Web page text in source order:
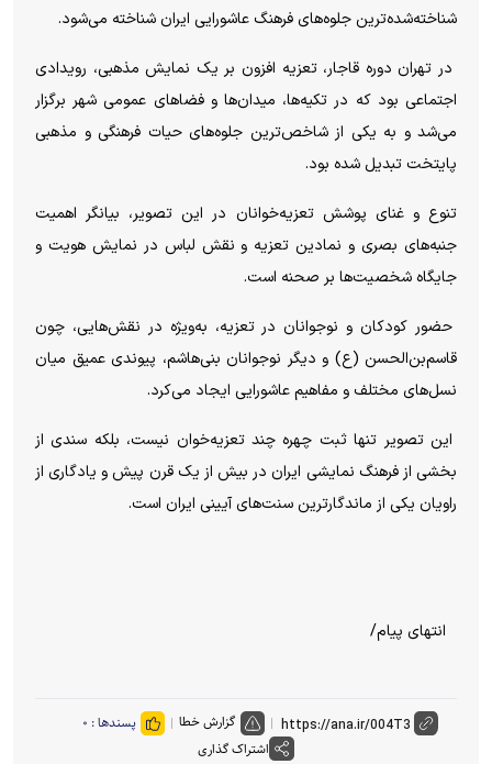
شناخته‌شده‌ترین جلوه‌های فرهنگ عاشورایی ایران شناخته می‌شود.
در تهران دوره قاجار، تعزیه افزون بر یک نمایش مذهبی، رویدادی
اجتماعی بود که در تکیه‌ها، میدان‌ها و فضا‌های عمومی شهر برگزار
می‌شد و به یکی از شاخص‌ترین جلوه‌های حیات فرهنگی و مذهبی
پایتخت تبدیل شده بود.
تنوع و غنای پوشش تعزیه‌خوانان در این تصویر، بیانگر اهمیت
جنبه‌های بصری و نمادین تعزیه و نقش لباس در نمایش هویت و
جایگاه شخصیت‌ها بر صحنه است.
حضور کودکان و نوجوانان در تعزیه، به‌ویژه در نقش‌هایی، چون
قاسم‌بن‌الحسن (ع) و دیگر نوجوانان بنی‌هاشم، پیوندی عمیق میان
نسل‌های مختلف و مفاهیم عاشورایی ایجاد می‌کرد.
این تصویر تنها ثبت چهره چند تعزیه‌خوان نیست، بلکه سندی از
بخشی از فرهنگ نمایشی ایران در بیش از یک قرن پیش و یادگاری از
راویان یکی از ماندگارترین سنت‌های آیینی ایران است.
انتهای پیام/
گزارش خطا پسندها : ۰
اشتراک گذاری